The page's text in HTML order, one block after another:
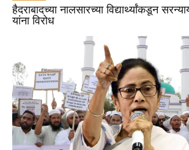
हैदराबादच्या नालसारच्या विद्यार्थ्यांकडून
यांना विरोध